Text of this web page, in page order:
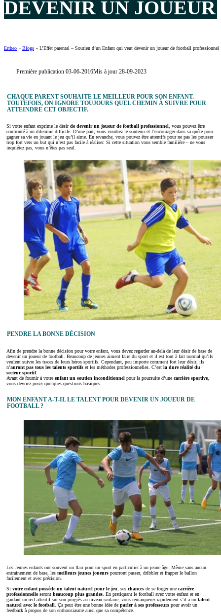
DEVENIR UN
Ertheo » Blogs » L’Effet parental – Soutien d’un Enfant qui veut devenir un joueur de football professionnel
Première publication 03-06-2016Mis à jour 28-09-2023
CHAQUE PARENT SOUHAITE LE MEILLEUR POUR SON ENFANT.
TOUTEFOIS, ON IGNORE TOUJOURS QUEL CHEMIN À SUIVRE POUR
ATTEINDRE CET OBJECTIF.
Si votre enfant exprime le désirde devenir un joueur de football professionnel, vous pouvez être
confronté à un dilemme difficile. D’une part, vous voudrez le soutenir et l’encourager dans sa quête pour
gagner sa vie en jouant le jeu qu’il aime. En revanche, vous pouvez être attentifs pour ne pas les pousser
trop fort vers un but qui n’est pas facile à réaliser. Si cette situation vous semble familière – ne vous
inquiétez pas, vous n’êtes pas seul.
PENDRE LA BONNE DÉCISION
Afin de prendre la bonne décision pour votre enfant, vous devez regarder au-delà de leur désir de base de
devenir un joueur de football. Beaucoup de jeunes aiment faire du sport et il est tout à fait normal qu’ils
veulent suivre les traces de leurs héros sportifs. Cependant, peu importe comment fort leur désir, ils
n’auront pas tous les talents sportifs et les méthodes professionnelles. C’est la dure réalité du
secteur sportif.
Avant de fournir à votre enfant un soutien inconditionnel pour la poursuite d’une carrière sportive,
vous devriez poser quelques questions basiques.
MON ENFANT A-T-IL LE TALENT POUR DEVENIR UN JOUEUR DE
FOOTBALL ?
Les Jeunes enfants ont souvent un flair pour un sport en particulier à un jeune âge. Même sans aucun
entrainement de base, les meilleurs jeunes joueurs pourront passer, dribbler et frapper le ballon
facilement et avec précision.
Si votre enfant possède un talent naturel pour le jeu, ses chances de se forger une carrière
professionnelleseront beaucoup plus grandes. En pratiquant le football avec votre enfant et en
gardant un œil attentif sur son progrès au niveau scolaire, vous remarquerez rapidement s’il a un talent
naturel avec le football. Ça peut être une bonne idée de parler à ses professeurs pour avoir un
feedback à propos de son enthousiasme ainsi que sa compétence.